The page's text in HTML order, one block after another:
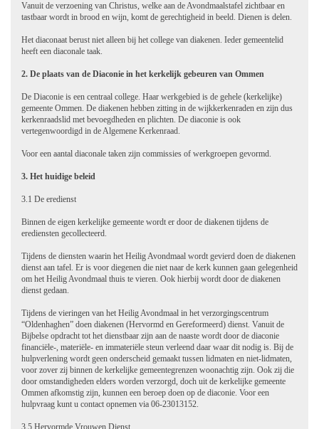
Vanuit de verzoening van Christus, welke aan de Avondmaalstafel zichtbaar en
tastbaar wordt in brood en wijn, komt de gerechtigheid in beeld. Dienen is delen.
Het diaconaat berust niet alleen bij het college van diakenen. Ieder gemeentelid
heeft een diaconale taak.
2. De plaats van de Diaconie in het kerkelijk gebeuren van Ommen
De Diaconie is een centraal college. Haar werkgebied is de gehele (kerkelijke)
gemeente Ommen. De diakenen hebben zitting in de wijkkerkenraden en zijn dus
kerkenraadslid met bevoegdheden en plichten. De diaconie is ook
vertegenwoordigd in de Algemene Kerkenraad.
Voor een aantal diaconale taken zijn commissies of werkgroepen gevormd.
3. Het huidige beleid
3.1 De eredienst
Binnen de eigen kerkelijke gemeente wordt er door de diakenen tijdens de
erediensten gecollecteerd.
Tijdens de diensten waarin het Heilig Avondmaal wordt gevierd doen de diakenen
dienst aan tafel. Er is voor diegenen die niet naar de kerk kunnen gaan gelegenheid
om het Heilig Avondmaal thuis te vieren. Ook hierbij wordt door de diakenen
dienst gedaan.
Tijdens de vieringen van het Heilig Avondmaal in het verzorgingscentrum
“Oldenhaghen” doen diakenen (Hervormd en Gereformeerd) dienst. Vanuit de
Bijbelse opdracht tot het dienstbaar zijn aan de naaste wordt door de diaconie
financiële-, materiële- en immateriële steun verleend daar waar dit nodig is. Bij de
hulpverlening wordt geen onderscheid gemaakt tussen lidmaten en niet-lidmaten,
voor zover zij binnen de kerkelijke gemeentegrenzen woonachtig zijn. Ook zij die
door omstandigheden elders worden verzorgd, doch uit de kerkelijke gemeente
Ommen afkomstig zijn, kunnen een beroep doen op de diaconie. Voor een
hulpvraag kunt u contact opnemen via 06-23013152.